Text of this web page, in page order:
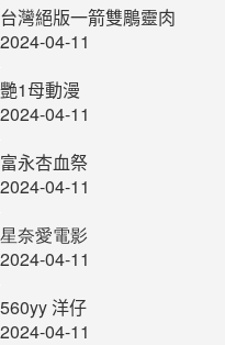
台灣絕版一箭雙鵰靈肉
2024-04-11
艷1母動漫
2024-04-11
富永杏血祭
2024-04-11
星奈愛電影
2024-04-11
560yy 洋仔
2024-04-11